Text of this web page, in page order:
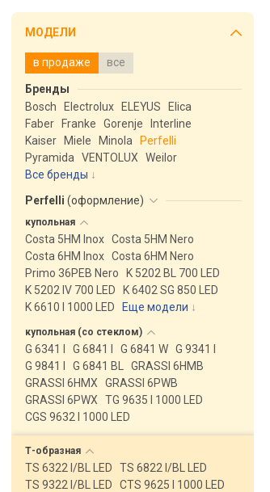
МОДЕЛИ
в продаже все
Бренды
Bosch
Electrolux ELEYUS
Elica
Faber
Franke Gorenje
Interline
Kaiser
Miele Minola
Perfelli
Pyramida
VENTOLUX
Weilor
Все бренды
Perfelli (оформление)
купольная
Costa 5HM Inox Costa 5HM Nero
Costa 6HM Inox Costa 6HM Nero
Primo 36PEB Nero
K 5202 BL 700 LED
K 5202 IV 700 LED
K 6402 SG 850 LED
K 6610 I 1000 LED
Еще модели ↓
купольная (со стеклом)
G 6341 I G 6841 I G 6841 W G 9341 I
G 9841 I
G 6841 BL
GRASSI 6HMB
GRASSI 6HMX
GRASSI 6PWB
GRASSI 6PWX
TG 9635 I 1000 LED
CGS 9632 I 1000 LED
Т-образная
TS 6322 I/BL LED
TS 6822 I/BL LED
TS 9322 I/BL LED
CTS 9625 I 1000 LED